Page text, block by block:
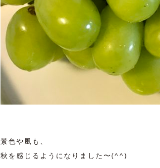
景色や風も、
秋を感じるようになりました〜(^^)